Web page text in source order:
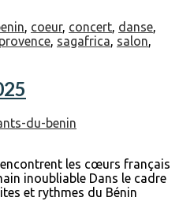
coeur, concert danse
provence sagafrica salon
du-benin
les cœurs français
inoubliable Dans le cadre
et rythmes du Bénin